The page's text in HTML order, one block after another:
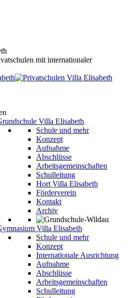
mit internationaler
Villa Elisabeth
Schule und mehr
Konzept
Aufnahme
Abschlüsse
Arbeitsgemeinschaften
Schulleitung
Hort Villa Elisabeth
Förderverein
Kontakt
Archiv
Villa Elisabeth
Schule und mehr
Konzept
Internationale Ausrichtung
Aufnahme
Abschlüsse
Arbeitsgemeinschaften
Schulleitung